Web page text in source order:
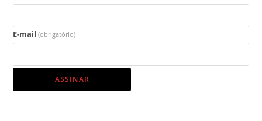
E-mail (obrigatório)
ASSINAR